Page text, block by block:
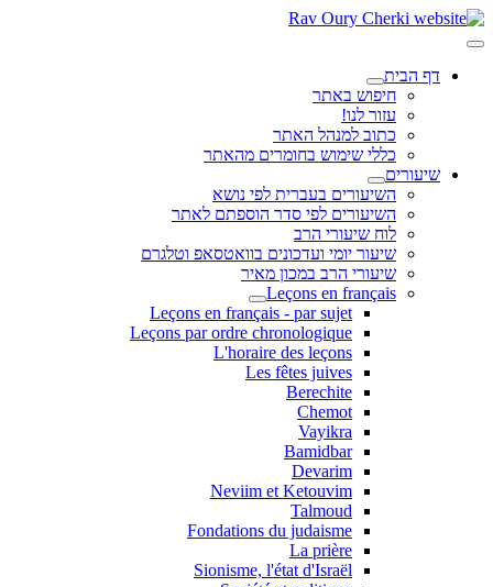
דף הבית
חיפוש באתר
עזור לנו!
כתוב למנהל האתר
כללי שימוש בחומרים מהאתר
שיעורים
השיעורים בעברית לפי נושא
השיעורים לפי סדר הוספתם לאתר
לוח שיעורי הרב
שיעור יומי ועדכונים בוואטסאפ וטלגרם
שיעורי הרב במכון מאיר
Leçons en français
Leçons en français - par sujet
Leçons par ordre chronologique
L'horaire des leçons
Les fêtes juives
Berechite
Chemot
Vayikra
Bamidbar
Devarim
Neviim et Ketouvim
Talmoud
Fondations du judaisme
La prière
Sionisme, l'état d'Israël